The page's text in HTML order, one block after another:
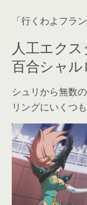
「行くわよフラ
人工エク
百合シャル
シュリから無数
リングにいくつ